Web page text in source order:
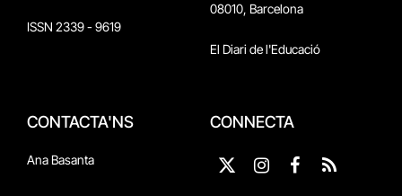
ISSN 2339 - 9619
08010, Barcelona
El Diari de l'Educació
CONTACTA'NS
Ana Basanta
CONNECTA
X
Instagram
Facebook
RSS